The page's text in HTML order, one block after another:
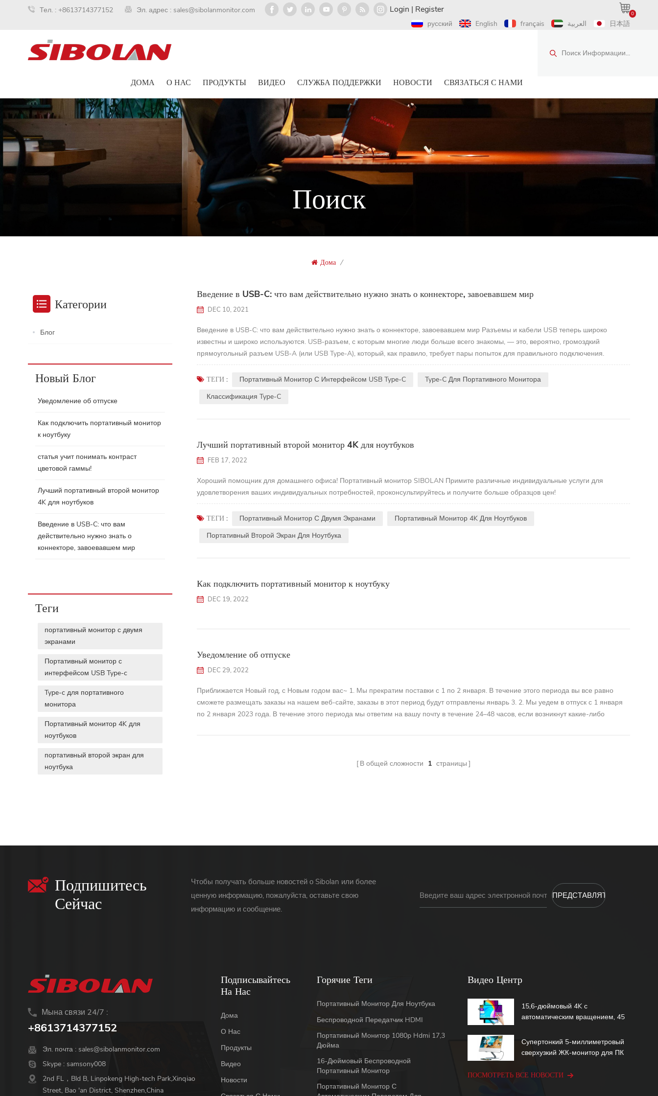
Тел. : +8613714377152 Эл. адрес : sales@sibolanmonitor.com 0
Login | Register
русский English français العربية 日本語
Поиск Информации...
ДОМА О НАС ПРОДУКТЫ ВИДЕО СЛУЖБА ПОДДЕРЖКИ НОВОСТИ СВЯЗАТЬСЯ С НАМИ
Поиск
Дома /
Введение в USB-C: что вам действительно нужно знать о коннекторе, завоевавшем мир
DEC 10, 2021
Введение в USB-C: что вам действительно нужно знать о коннекторе, завоевавшем мир Разъемы и кабели USB теперь широко
известны и широко используются. USB-разъем, с которым многие люди больше всего знакомы, — это, вероятно, громоздкий
прямоугольный разъем USB-A (или USB Type-A), который, как правило, требует пары попыток для правильного подключения.
Однако с момента его появления в конце 2014 года в...
ТЕГИ :
Портативный Монитор С Интерфейсом USB Type-C
Type-C Для Портативного Монитора
Классификация Type-C
Лучший портативный второй монитор 4K для ноутбуков
FEB 17, 2022
Хороший помощник для домашнего офиса! Портативный монитор SIBOLAN Примите различные индивидуальные услуги для
удовлетворения ваших индивидуальных потребностей, проконсультируйтесь и получите больше образцов цен!
ТЕГИ : Портативный Монитор С Двумя Экранами
Портативный Монитор 4K Для Ноутбуков
Портативный Второй Экран Для Ноутбука
Как подключить портативный монитор к ноутбуку
DEC 19, 2022
Уведомление об отпуске
DEC 29, 2022
Приближается Новый год, с Новым годом вас~ 1. Мы прекратим поставки с 1 по 2 января. В течение этого периода вы все равно
сможете размещать заказы на нашем веб-сайте, заказы в этот период будут отправлены январь 3. 2. Мы уедем в отпуск с 1 января
по 2 января 2023 года. В течение этого периода мы ответим на вашу почту в течение 24–48 часов, если возникнут какие-либо
В общей сложности 1 страницы
Категории
Блог
Новый Блог
Уведомление об отпуске
Как подключить портативный монитор
к ноутбуку
статья учит понимать контраст
цветовой гаммы!
Лучший портативный второй монитор
4K для ноутбуков
Введение в USB-C: что вам
действительно нужно знать о
коннекторе, завоевавшем мир
Теги
портативный монитор с двумя
экранами
Портативный монитор с
интерфейсом USB Type-c
Type-c для портативного
монитора
Портативный монитор 4K для
ноутбуков
портативный второй экран для
ноутбука
Подпишитесь
Сейчас
Чтобы получать больше новостей о Sibolan или более
ценную информацию, пожалуйста, оставьте свою
информацию и сообщение.
Мына связи 24/7 :
+8613714377152
Эл. почта : sales@sibolanmonitor.com
Skype : samsony008
2nd FL，Bld B, Linpokeng High-tech Park,Xinqiao
Street, Bao 'an District, Shenzhen,China
Подписывайтесь
На Нас
Дома
О Нас
Продукты
Видео
Новости
Горячие Теги
Портативный Монитор Для Ноутбука
Беспроводной Передатчик HDMI
Портативный Монитор 1080p Hdmi 17,3
Дюйма
16-Дюймовый Беспроводной
Портативный Монитор
Портативный Монитор С
Видео Центр
15,6-дюймовый 4K с
автоматическим вращением, 45
1,07b, 100% DCI-P3, встроенный
аккумулятор, сенсорный
Супертонкий 5-миллиметровый
сверхузкий ЖК-монитор для ПК
дюймовый сенсорный
ПОСМОТРЕТЬ ВСЕ НОВОСТИ